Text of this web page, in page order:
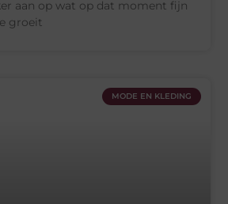
aan op wat op dat moment fijn
groeit
MODE EN KLEDING